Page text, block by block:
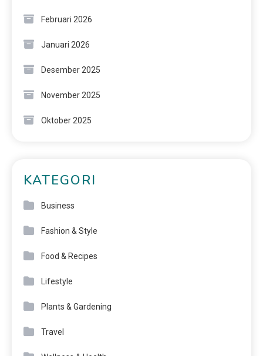
Februari 2026
Januari 2026
Desember 2025
November 2025
Oktober 2025
KATEGORI
Business
Fashion & Style
Food & Recipes
Lifestyle
Plants & Gardening
Travel